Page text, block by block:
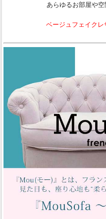
あらゆるお部屋や空
ベージュフェイク